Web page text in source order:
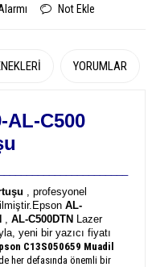
Not Ekle
YORUMLAR
AL-C500
, profesyonel
Epson AL-
, AL-C500DTN Lazer
yeni bir yazıcı fiyatı
C13S050659 Muadil
her defasında önemli bir